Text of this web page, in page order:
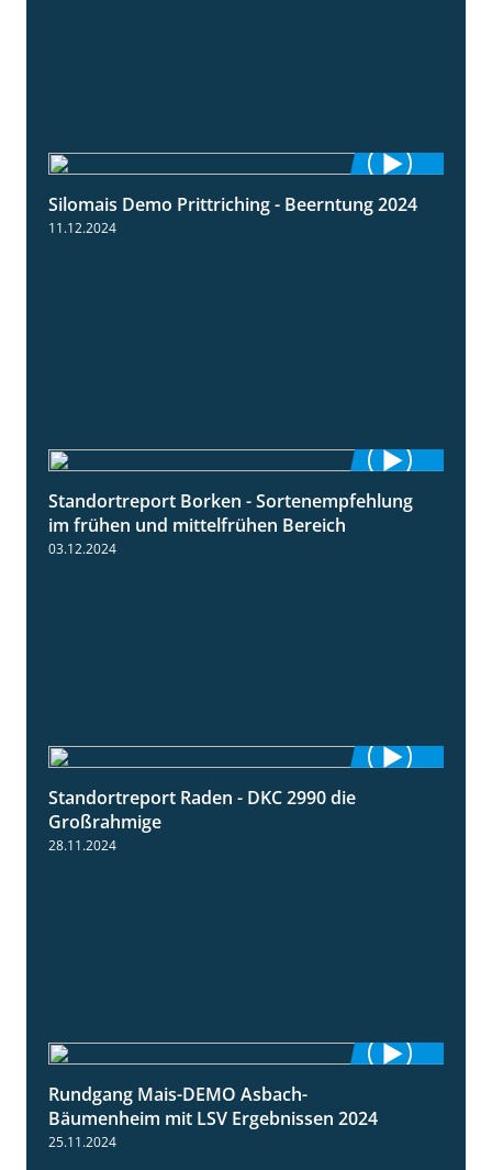
12:28
Silomais Demo Prittriching - Beerntung 2024
11.12.2024
7:53
Standortreport Borken - Sortenempfehlung
im frühen und mittelfrühen Bereich
03.12.2024
Standortreport Raden - DKC 2990 die
Großrahmige
28.11.2024
Rundgang Mais-DEMO Asbach-
Bäumenheim mit LSV Ergebnissen 2024
25.11.2024